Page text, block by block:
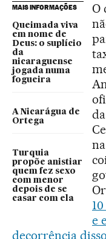
MAIS INFORMAÇÕES
Queimada viva
em nome de
Deus: o suplício
da
nicaraguense
jogada numa
fogueira
A Nicarágua de
Ortega
Turquia
propõe anistiar
quem fez sexo
com menor
depois de se
casar com ela
O
e
decorrência